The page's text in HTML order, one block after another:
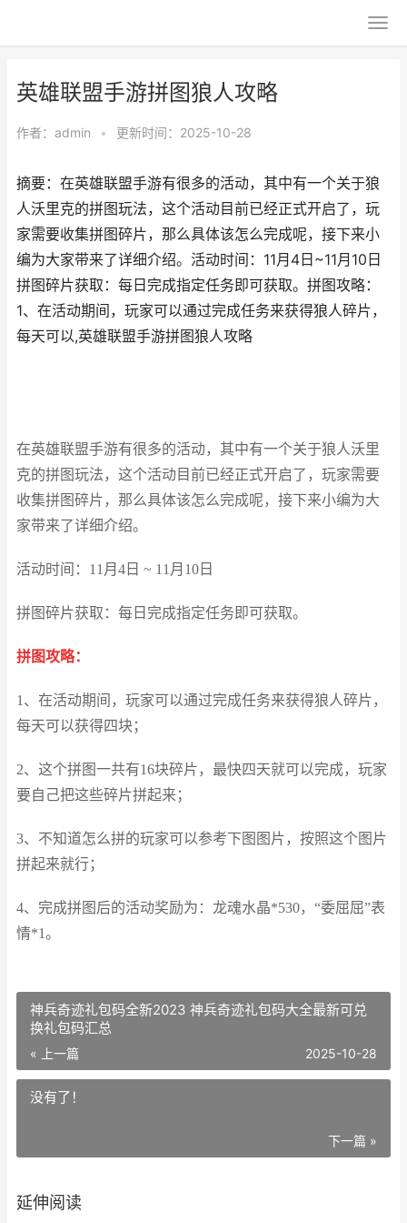
英雄联盟手游拼图狼人攻略
作者： admin • 更新时间：2025-10-28
摘要：在英雄联盟手游有很多的活动，其中有一个关于狼
人沃里克的拼图玩法，这个活动目前已经正式开启了，玩
家需要收集拼图碎片，那么具体该怎么完成呢，接下来小
编为大家带来了详细介绍。活动时间：11月4日~11月10日
拼图碎片获取：每日完成指定任务即可获取。拼图攻略：
1、在活动期间，玩家可以通过完成任务来获得狼人碎片，
每天可以,英雄联盟手游拼图狼人攻略
在英雄联盟手游有很多的活动，其中有一个关于狼人沃里
克的拼图玩法，这个活动目前已经正式开启了，玩家需要
收集拼图碎片，那么具体该怎么完成呢，接下来小编为大
家带来了详细介绍。
活动时间：11月4日 ~ 11月10日
拼图碎片获取：每日完成指定任务即可获取。
拼图攻略：
1、在活动期间，玩家可以通过完成任务来获得狼人碎片，
每天可以获得四块；
2、这个拼图一共有16块碎片，最快四天就可以完成，玩家
要自己把这些碎片拼起来；
3、不知道怎么拼的玩家可以参考下图图片，按照这个图片
拼起来就行；
4、完成拼图后的活动奖励为：龙魂水晶*530，“委屈屈”表
情*1。
神兵奇迹礼包码全新2023 神兵奇迹礼包码大全最新可兑
换礼包码汇总
« 上一篇 2025-10-28
没有了！
下一篇 »
延伸阅读